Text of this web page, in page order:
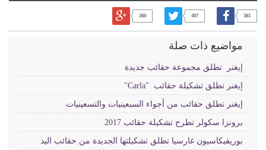
381
487
388
مواضيع ذات صلة
إيغنر تطلق مجموعة حقائب جديدة
إيغنر تطلق تشكيلة حقائب "Carla"
إيغنر تطلق حقائب من أجواء السبعينيات والتسعينيات
برونزا سكولر تطرح تشكيلة حقائب 2017
بوريفيكاسيون غارسيا تطلق تشكيلتها الجديدة من حقائب اليد